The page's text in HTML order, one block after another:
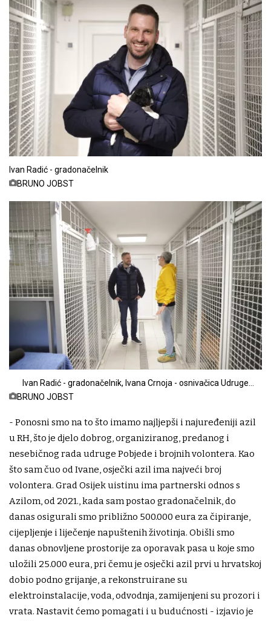
Ivan Radić - gradonačelnik
BRUNO JOBST
Ivan Radić - gradonačelnik, Ivana Crnoja - osnivačica Udruge
BRUNO JOBST
- Ponosni smo na to što imamo najljepši i najuređeniji azil
u RH, što je djelo dobrog, organiziranog, predanog i
nesebičnog rada udruge Pobjede i brojnih volontera. Kao
što sam čuo od Ivane, osječki azil ima najveći broj
volontera. Grad Osijek uistinu ima partnerski odnos s
Azilom, od 2021., kada sam postao gradonačelnik, do
danas osigurali smo približno 500.000 eura za čipiranje,
cijepljenje i liječenje napuštenih životinja. Obišli smo
danas obnovljene prostorije za oporavak pasa u koje smo
uložili 25.000 eura, pri čemu je osječki azil prvi u hrvatskoj
dobio podno grijanje, a rekonstruirane su
elektroinstalacije, voda, odvodnja, zamijenjeni su prozori i
vrata. Nastavit ćemo pomagati i u budućnosti - izjavio je